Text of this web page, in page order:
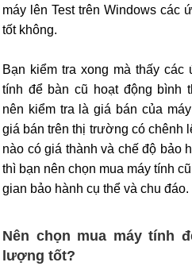
máy lên Test trên Windows các
tốt không.
Bạn kiểm tra xong mà thấy
tính để bàn cũ hoạt động bình
nên kiểm tra là giá bán của
giá bán trên thị trường có chênh
nào có giá thành và chế độ bảo
thì bạn nên chọn mua máy tính
gian bảo hành cụ thể và chu đáo.
Nên chọn mua máy tính
lượng tốt?